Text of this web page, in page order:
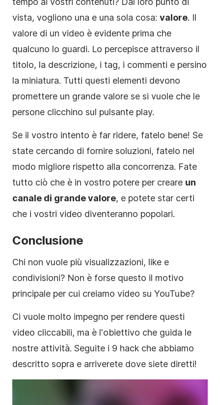
vista, vogliono una e una sola cosa: valore. Il
valore di un video è evidente prima che
qualcuno lo guardi. Lo percepisce attraverso il
titolo, la descrizione, i tag, i commenti e persino
la miniatura. Tutti questi elementi devono
promettere un grande valore se si vuole che le
persone clicchino sul pulsante play.
Se il vostro intento è far ridere, fatelo bene! Se
state cercando di fornire soluzioni, fatelo nel
modo migliore rispetto alla concorrenza. Fate
tutto ciò che è in vostro potere per creare un
canale di grande valore, e potete star certi
che i vostri video diventeranno popolari.
Conclusione
Chi non vuole più visualizzazioni, like e
condivisioni? Non è forse questo il motivo
principale per cui creiamo video su YouTube?
Ci vuole molto impegno per rendere questi
video cliccabili, ma è l'obiettivo che guida le
nostre attività. Seguite i 9 hack che abbiamo
descritto sopra e arriverete dove siete diretti!